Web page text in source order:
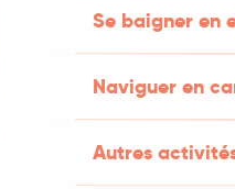
Se baigner en
Naviguer en
Autres
30
NOUS